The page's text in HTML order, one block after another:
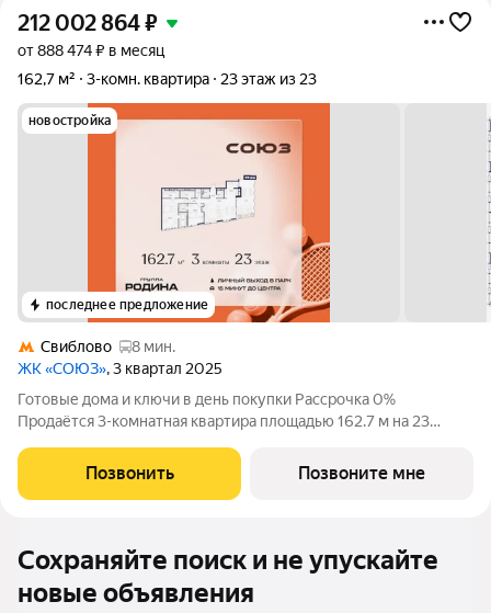
212 002 864₽
от 888 474 ₽ в месяц
162,7 м²
3-комн. квартира 23 этаж из 23
новостройка
последнее предложение
Свиблово
8 мин.
ЖК «СОЮЗ», 3 квартал 2025
Готовые дома и ключи в день покупки Рассрочка 0%
Продаётся 3-комнатная квартира площадью 162.7 м на 23
премиум-класса с рекордным количеством олимпийских
видов спорта: - Ледовая арена для хоккея
Позвонить Позвоните мне
Сохраняйте поиск и не упускайте
новые объявления